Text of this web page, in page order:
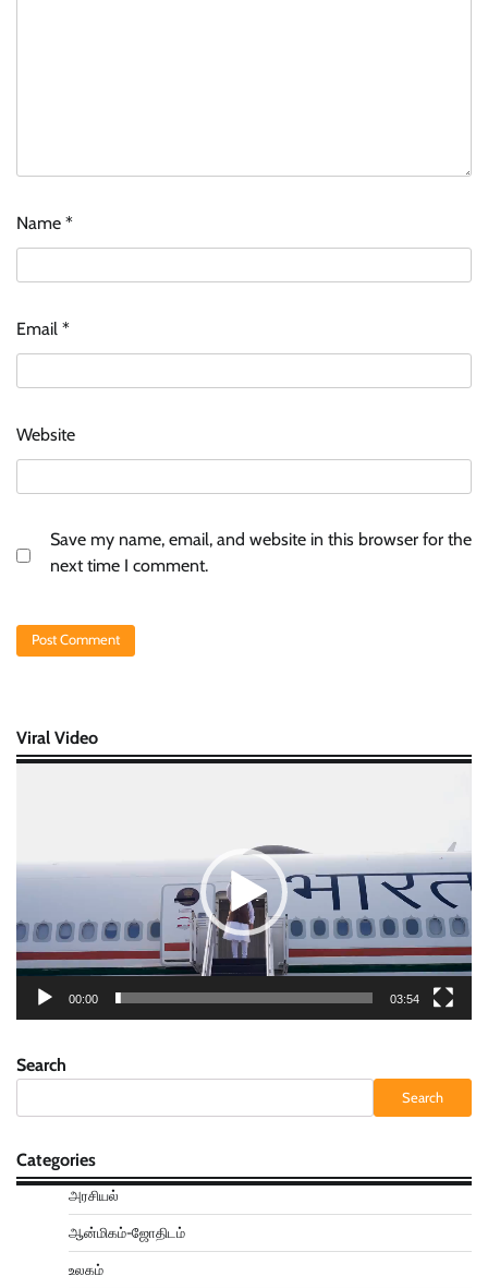
Name *
Email *
Website
Save my name, email, and website in this browser for the
next time I comment.
Viral Video
00:00 03:54
Search
Search
Categories
அரசியல்
ஆன்மிகம்-ஜோதிடம்
உலகம்